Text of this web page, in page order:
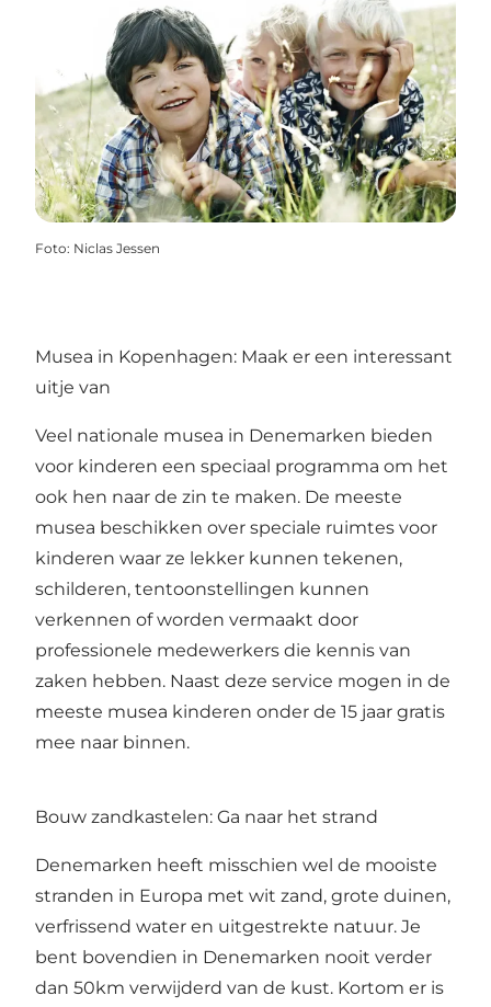
Foto: Niclas Jessen
Musea in Kopenhagen: Maak er een interessant
uitje van
Veel nationale musea in Denemarken bieden
voor kinderen een speciaal programma om het
ook hen naar de zin te maken. De meeste
musea beschikken over speciale ruimtes voor
kinderen waar ze lekker kunnen tekenen,
schilderen, tentoonstellingen kunnen
verkennen of worden vermaakt door
professionele medewerkers die kennis van
zaken hebben. Naast deze service mogen in de
meeste musea kinderen onder de 15 jaar gratis
mee naar binnen.
Bouw zandkastelen: Ga naar het strand
Denemarken heeft misschien wel de mooiste
stranden in Europa met wit zand, grote duinen,
verfrissend water en uitgestrekte natuur. Je
bent bovendien in Denemarken nooit verder
dan 50km verwijderd van de kust. Kortom er is